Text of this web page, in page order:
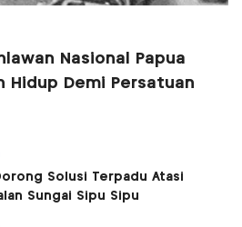
Nasional Papua
Hidup Demi Persatuan
Solusi Terpadu Atasi
Sungai Sipu Sipu